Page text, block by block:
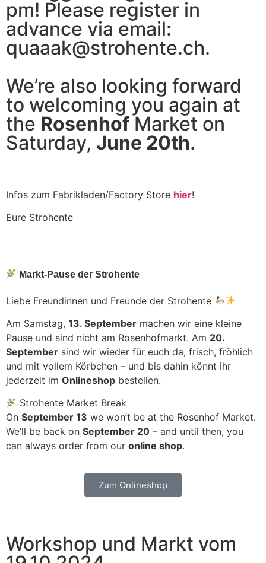
pm! Please register in
advance via email:
quaaak@strohente.ch.
We’re also looking forward
to welcoming you again at
the RosenhofMarket on
Saturday, June 20th.
Infos zum Fabrikladen/Factory Store hier!
Eure Strohente
Markt-Pause der Strohente
Liebe Freundinnen und Freunde der Strohente
Am Samstag, 13. September machen wir eine kleine
Pause und sind nicht am Rosenhofmarkt. Am 20.
September sind wir wieder für euch da, frisch, fröhlich
und mit vollem Körbchen – und bis dahin könnt ihr
jederzeit im Onlineshop bestellen.
Strohente Market Break
On September 13 we won’t be at the Rosenhof Market.
We’ll be back on September 20 – and until then, you
can always order from our online shop.
Zum Onlineshop
Workshop und Markt vom